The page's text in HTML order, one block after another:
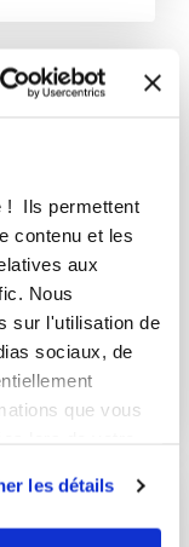
! Ils permettent
contenu et les
aux
Nous
sur l'utilisation de
sociaux, de
que vous
les détails